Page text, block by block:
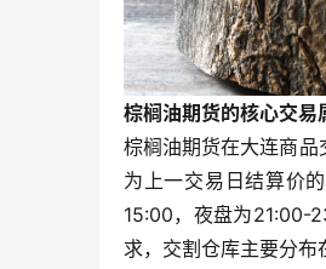
棕榈油期货的核心交易
棕榈油期货在大连商
为上一交易日结算价
15:00，夜盘为21:00-
求，交割仓库主要分布